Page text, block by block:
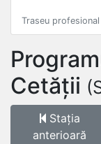
Traseu profesional
Cetății
Stația
anterioară